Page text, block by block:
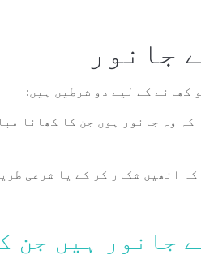
جانور
کھانے کے لیے دو شرطیں ہیں:
کہ وہ جانور ہوں جن کا کھانا
کہ انھیں شکار کر کے یا شرعی
جانور ہیں جن